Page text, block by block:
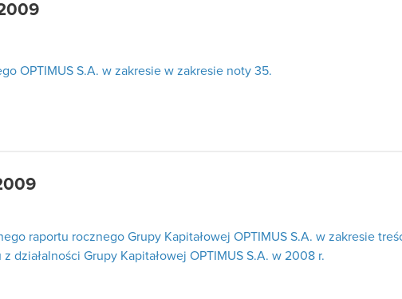
OPTIMUS S.A. w zakresie w zakresie noty 35.
raportu rocznego Grupy Kapitałowej OPTIMUS S.A. w zakresie
działalności Grupy Kapitałowej OPTIMUS S.A. w 2008 r.